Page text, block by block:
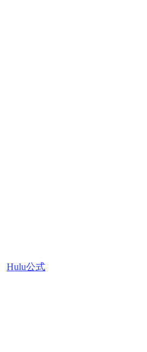
Hulu公式